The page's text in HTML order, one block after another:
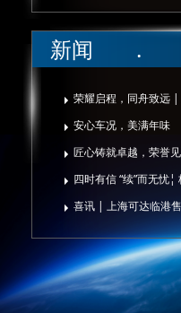
新闻 .
荣耀启程，同舟致远
安心车况，美满年味
匠心铸就卓越，荣誉
四时有信 “续”而无忧
喜讯 | 上海可达临港